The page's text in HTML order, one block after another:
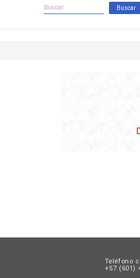
Formulario
de
Teléfono
+57 (601)